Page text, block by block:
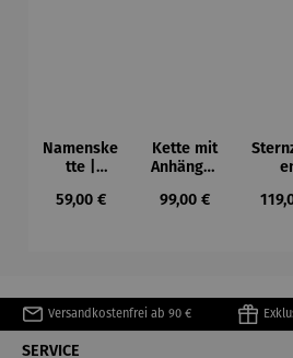
Namenske
tte |
ierbar
Regulärer Preis:
59,00 €
Kette mit
Anhänger
Regulärer Preis:
99,00 €
|
Versandkostenfrei ab 90 €
SERVICE